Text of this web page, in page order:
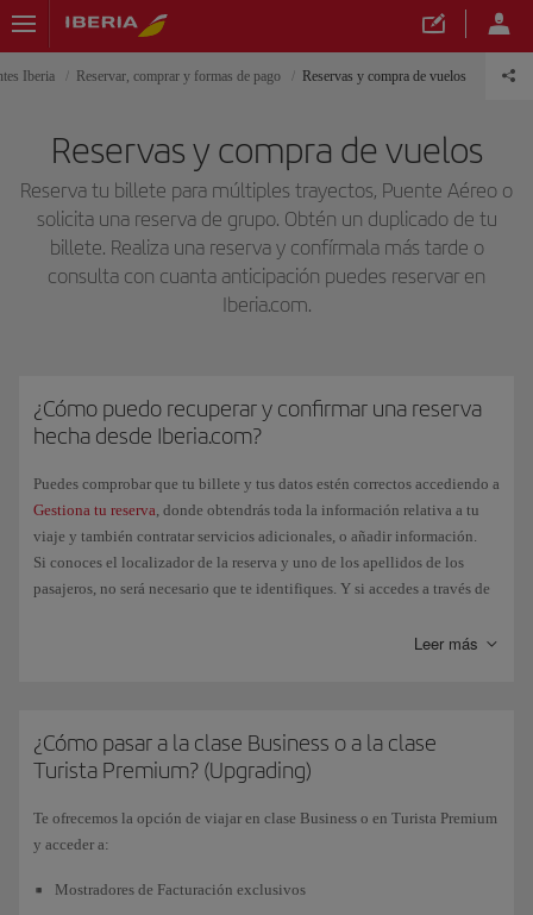
Iberia Reservar, comprar y formas de pago Reservas y compra de vuelos
Reservas y compra de vuelos
Reserva tu billete para múltiples trayectos, Puente Aéreo o
solicita una reserva de grupo. Obtén un duplicado de tu
billete. Realiza una reserva y confírmala más tarde o
consulta con cuanta anticipación puedes reservar en
Iberia.com.
¿Cómo puedo recuperar y confirmar una reserva
hecha desde Iberia.com?
Puedes comprobar que tu billete y tus datos estén correctos accediendo a
Gestiona tu reserva, donde obtendrás toda la información relativa a tu
viaje y también contratar servicios adicionales, o añadir información.
Si conoces el localizador de la reserva y uno de los apellidos de los
pasajeros, no será necesario que te identifiques. Y si accedes a través de
Leer más
¿Cómo pasar a la clase Business o a la clase
Turista Premium? (Upgrading)
Te ofrecemos la opción de viajar en clase Business o en Turista Premium
y acceder a:
Mostradores de Facturación exclusivos